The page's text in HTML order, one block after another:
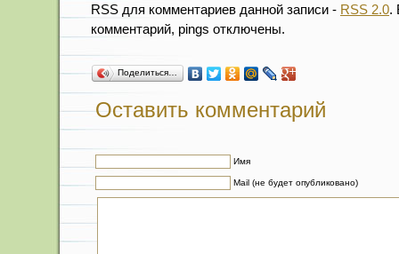
RSS для комментариев данной записи - RSS 2.0.
комментарий, pings отключены.
Поделиться…
Оставить комментарий
Имя
Mail (не будет опубликовано)